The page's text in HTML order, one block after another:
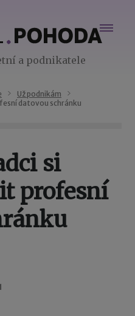
a podnikatele
Už podnikám
datovou schránku
si
profesní